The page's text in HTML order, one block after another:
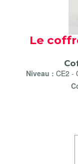
Le
Niveau : CE2 -